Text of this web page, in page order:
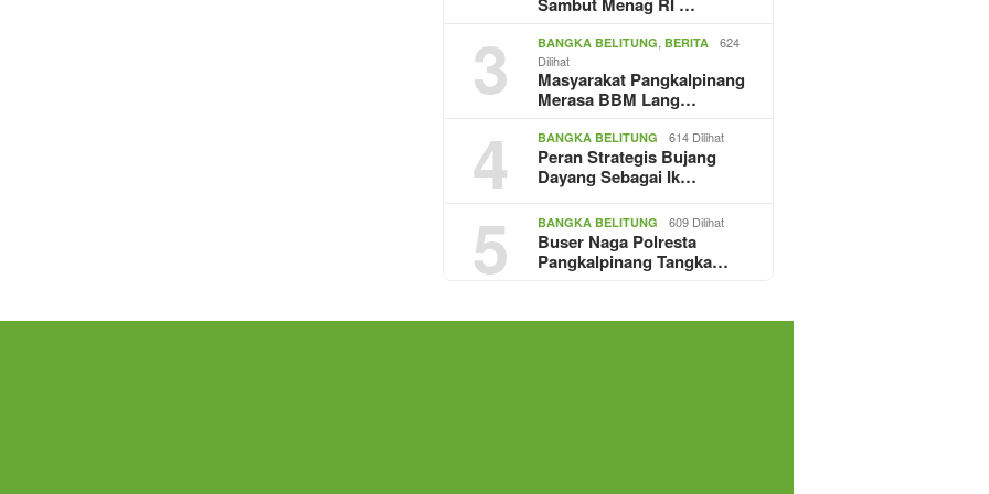
3 BANGKA BELITUNG BERITA
624
Dilihat
Masyarakat Pangkalpinang
Merasa BBM Lang…
4 BANGKA BELITUNG 614 Dilihat
Peran Strategis Bujang
Dayang Sebagai Ik…
5 BANGKA BELITUNG 609 Dilihat
Buser Naga Polresta
Pangkalpinang Tangka…